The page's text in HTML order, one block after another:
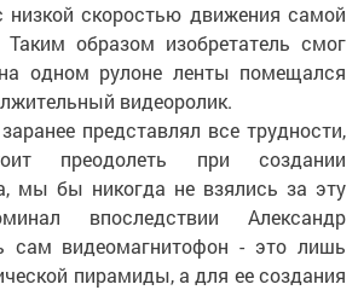
низкой скоростью движения самой
образом изобретатель смог
одном рулоне ленты помещался
видеоролик.
представлял все трудности,
преодолеть при создании
мы бы никогда не взялись за эту
впоследствии Александр
сам видеомагнитофон - это лишь
пирамиды, а для ее создания